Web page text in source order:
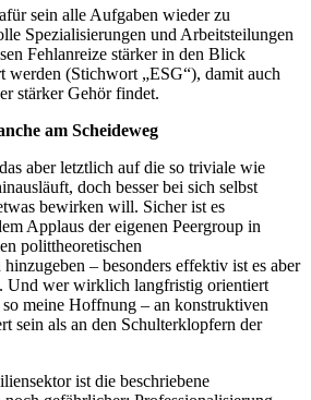
sein alle Aufgaben wieder zu
Spezialisierungen und Arbeitsteilungen
Fehlanreize stärker in den Blick
werden (Stichwort „ESG“), damit auch
stärker Gehör findet.
am Scheideweg
aber letztlich auf die so triviale wie
doch besser bei sich selbst
bewirken will. Sicher ist es
Applaus der eigenen Peergroup in
polittheoretischen
– besonders effektiv ist es aber
Und wer wirklich langfristig orientiert
meine Hoffnung – an konstruktiven
sein als an den Schulterklopfern der
ist die beschriebene